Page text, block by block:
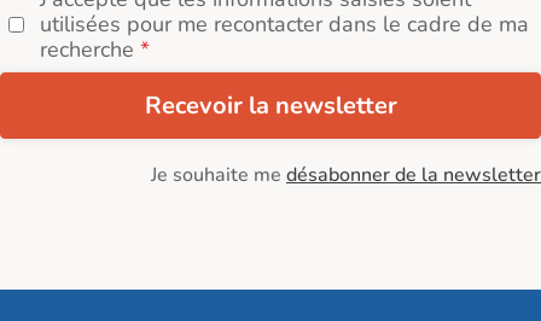
utilisées pour me recontacter dans le cadre de ma
recherche
Recevoir la newsletter
Je souhaite me désabonner de la newsletter